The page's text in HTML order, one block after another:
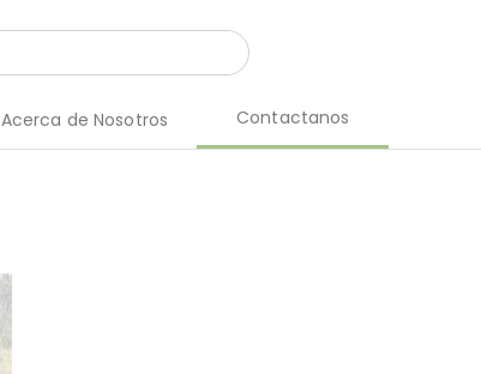
Acerca de Nosotros Contactanos